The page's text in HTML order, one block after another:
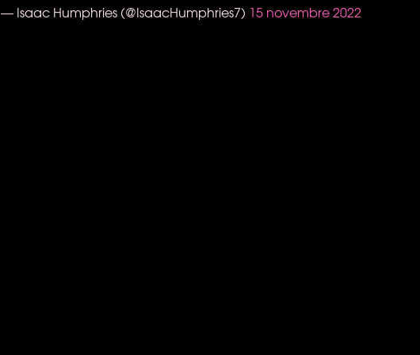
— Isaac Humphries (@IsaacHumphries7) 15 novembre 2022